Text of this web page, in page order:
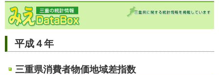
平成４年
三重県消費者物価地域差指数